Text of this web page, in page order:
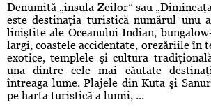
Denumită „insula Zeilor” sau
este destinaţia turistică numărul unu
liniştite ale Oceanului Indian,
largi, coastele accidentate, orezăriile în
exotice, templele şi cultura
una dintre cele mai căutate
întreaga lume. Plajele din Kuta şi
pe harta turistică a lumii, ...